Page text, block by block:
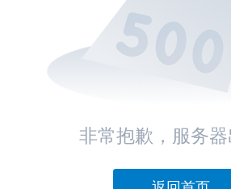
非常抱歉，服务器